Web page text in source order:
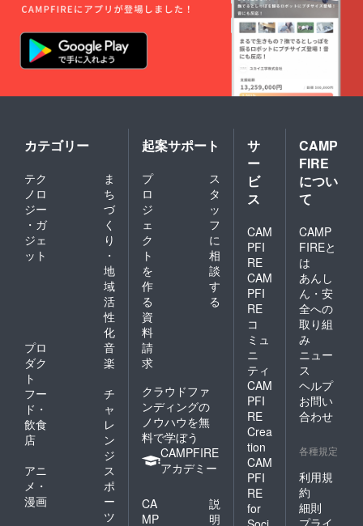
カテゴリー
テク
ノロ
ジー
・ガ
ジェ
ット
ま
ち
づ
く
り
・
地
域
活
性
化
プロ
ダク
ト
音
楽
フー
ド・
飲食
店
チ
ャ
レ
ン
ジ
アニ
メ・
漫画
ス
ポ
ー
ツ
起案サポート
プ
ロ
ジ
ェ
ク
ト
を
作
る
ス
タ
ッ
フ
に
相
談
す
る
資
料
請
求
クラウドファ
ンディングの
ノウハウを無
料で学ぼう
CAMPFIRE
アカデミー
CA
MP
説
明
サ
ー
ビ
ス
CAM
PFI
RE
CAM
PFI
RE
コ
ミュ
ニ
ティ
CAM
PFI
RE
Crea
tion
CAM
PFI
RE
for
CAMP
FIRE
につい
て
CAMP
FIREと
は
あんし
ん・安
全への
取り組
み
ニュー
ス
ヘルプ
お問い
合わせ
各種規定
利用規
約
細則